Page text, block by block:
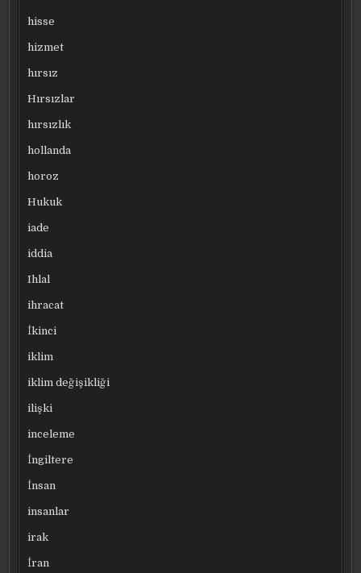
hisse
hizmet
hırsız
Hırsızlar
hırsızlık
hollanda
horoz
Hukuk
iade
iddia
Ihlal
ihracat
İkinci
iklim
iklim değişikliği
ilişki
inceleme
İngiltere
İnsan
insanlar
irak
İran